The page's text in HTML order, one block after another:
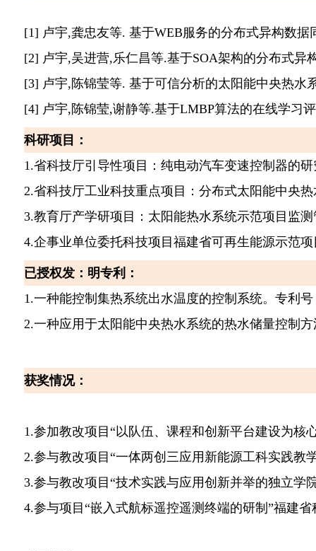
[1] 卢宇,龚忠友等. 基于WEB服务的分布式异构数据
[2] 卢宇,吴进营,乐仁昌等.基于SOA架构的分布式异
[3] 卢宇, 陈锦莹等. 基于可信分析的太阳能中央热水
[4] 卢宇, 陈锦莹,谢静等.基于LMBP算法的在线学习
科研项目
：
1.省科技厅引导性项目：纯电动汽车变速控制器的研
2.省科技厅工业科技重点项目：分布式太阳能中央
3.教育厅产学研项目：太阳能热水系统示范项目监
4.企事业单位委托科技项目福建省可再生能源示范
已授权发：明专利 ：
1.一种能控制集热系统出水温度的控制系统。专利号
2.一种应用于太阳能中央热水系统的热水储量控制方
获奖情况：
1.参加教改项目“以队伍、课程和创新平台建设为核
2.参与教改项目“一体两创三应用新能源工科实践教
3.参与教改项目“技术实践与应用创新并举的独立学
4.参与项目“嵌入式航标遥控遥测终端的研制”福建省